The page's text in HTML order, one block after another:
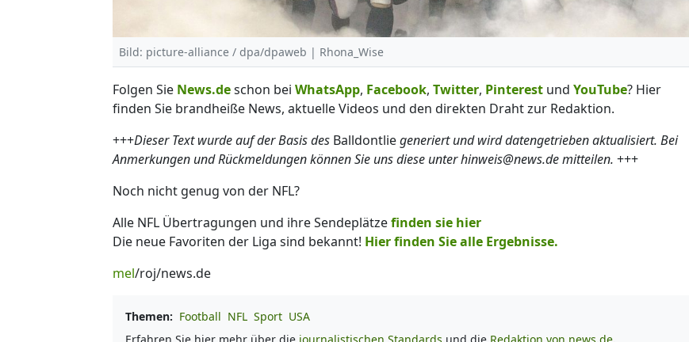
Bild: picture-alliance / dpa/dpaweb | Rhona_Wise
Folgen Sie News.deschon bei WhatsApp, Facebook, Twitter, Pinterest und YouTube? Hier
finden Sie brandheiße News, aktuelle Videos und den direkten Draht zur Redaktion.
+++Dieser Text wurde auf der Basis des Balldontliegeneriert und wird datengetrieben aktualisiert. Bei
Anmerkungen und Rückmeldungen können Sie uns diese unter hinweis@news.de mitteilen. +++
Noch nicht genug von der NFL?
Alle NFL Übertragungen und ihre Sendeplätzefinden sie hier
Die neue Favoriten der Liga sind bekannt! Hier finden Sie alle Ergebnisse.
mel/roj/news.de
Themen: Football NFL Sport USA